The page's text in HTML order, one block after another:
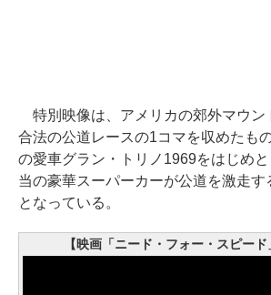
特別映像は、アメリカの郊外マウン
合法の公道レースの1コマを収めたも
の愛車グラン・トリノ1969をはじめ
当の豪華スーパーカーが公道を激走す
となっている。
【映画「ニード・フォー・スピード